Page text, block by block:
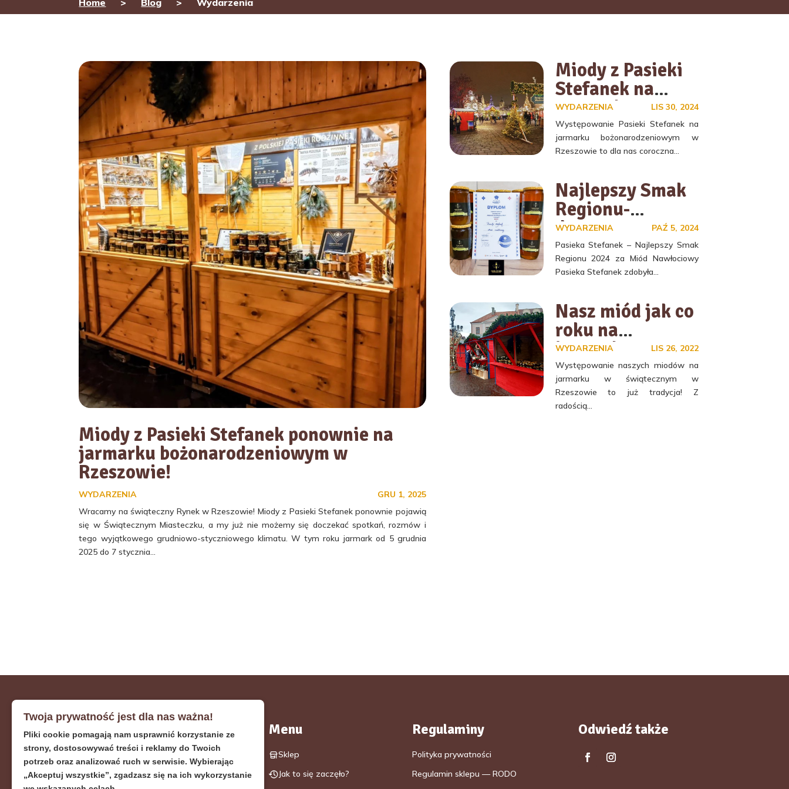
Miody z Pasieki Stefanek ponownie na
jarmarku bożonarodzeniowym w
Rzeszowie!
GRU 1, 2025
WYDARZENIA
Wracamy na świąteczny Rynek w Rzeszowie! Miody z Pasieki Stefanek ponownie pojawią
się w Świątecznym Miasteczku, a my już nie możemy się doczekać spotkań, rozmów i
tego wyjątkowego grudniowo-styczniowego klimatu. W tym roku jarmark od 5 grudnia
2025 do 7 stycznia...
Miody z Pasieki
Stefanek na
Jarmarku
Bożonarodzenio
wym 2024/25 w
LIS 30, 2024
WYDARZENIA
Występowanie Pasieki Stefanek na
jarmarku bożonarodzeniowym w
Rzeszowie to dla nas coroczna...
Najlepszy Smak
Regionu-
dostępny w
Boguchwale
PAŹ 5, 2024
WYDARZENIA
Pasieka Stefanek – Najlepszy Smak
Regionu 2024 za Miód Nawłociowy
Pasieka Stefanek zdobyła...
Nasz miód jak co
roku na
jarmarku
bożonarodzenio
wym!
LIS 26, 2022
WYDARZENIA
Występowanie naszych miodów na
jarmarku w świątecznym w
Rzeszowie to już tradycja! Z
radością...
Pasieka
Stefanek
+48 694-263-049
Menu
Sklep
Jak to się zaczęło?
Regulaminy
Polityka prywatności
Regulamin sklepu — RODO
Odwiedź także
Twoja prywatność jest dla nas ważna!
Pliki cookie pomagają nam usprawnić korzystanie ze
strony, dostosowywać treści i reklamy do Twoich
potrzeb oraz analizować ruch w serwisie. Wybierając
„Akceptuj wszystkie”, zgadzasz się na ich wykorzystanie